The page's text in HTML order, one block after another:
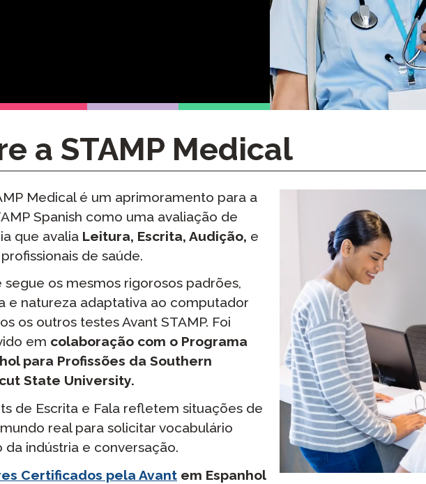
STAMP para Latim
Podcast
Blog
Eventos
a STAMP Medical
Medical é um aprimoramento para a
Spanish como uma avaliação de
que avalia Leitura, Escrita, Audição, e
de saúde.
segue os mesmos rigorosos padrões,
e natureza adaptativa ao computador
os outros testes Avant STAMP. Foi
em colaboração com o Programa
para Profissões da Southern
State University.
de Escrita e Fala refletem situações de
real para solicitar vocabulário
da indústria e conversação.
Certificados pela Avant em Espanhol